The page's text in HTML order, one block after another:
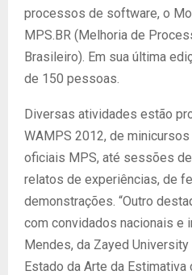
processos de software, o
MPS.BR (Melhoria de
Brasileiro). Em sua última
de 150 pessoas.
Diversas atividades estão
WAMPS 2012, de
oficiais MPS, até sessões
relatos de experiências, de
demonstrações. “Outro
com convidados nacionais e
Mendes, da Zayed University
Estado da Arte da